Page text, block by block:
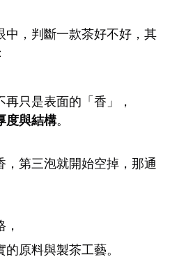
中，判斷一款茶好不好，其
只是表面的「香」，
度與結構。
第三泡就開始空掉，那通
原料與製茶工藝。